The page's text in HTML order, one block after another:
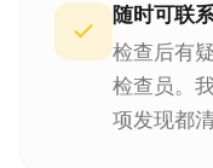
随时可联
检查后有
检查员。
项发现都